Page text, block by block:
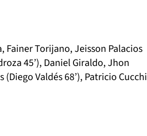
Fainer Torijano, Jeisson Palacios
45’), Daniel Giraldo, Jhon
Valdés 68’), Patricio Cucchi